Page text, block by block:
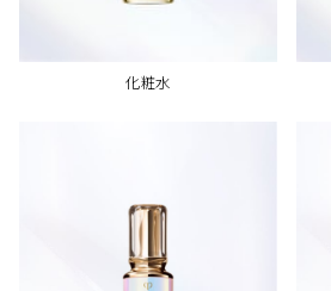
化粧水